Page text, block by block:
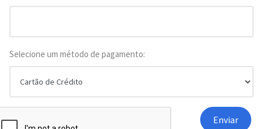
Selecione um método de pagamento: